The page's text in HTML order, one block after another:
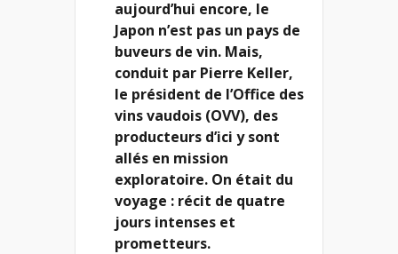
aujourd’hui encore, le
Japon n’est pas un pays de
buveurs de vin. Mais,
conduit par Pierre Keller,
le président de l’Office des
vins vaudois (OVV), des
producteurs d’ici y sont
allés en mission
exploratoire. On était du
voyage : récit de quatre
jours intenses et
prometteurs.